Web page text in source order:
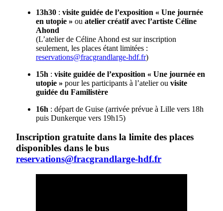
13h30 : visite guidée de l’exposition « Une journée
en utopie » ou atelier créatif avec l’artiste Céline
Ahond
(L’atelier de Céline Ahond est sur inscription
seulement, les places étant limitées :
reservations@fracgrandlarge-hdf.fr)
15h : visite guidée de l’exposition « Une journée en
utopie » pour les participants à l’atelier ou visite
guidée du Familistère
16h : départ de Guise (arrivée prévue à Lille vers 18h
puis Dunkerque vers 19h15)
Inscription gratuite dans la limite des places
disponibles dans le bus
reservations@fracgrandlarge-hdf.fr